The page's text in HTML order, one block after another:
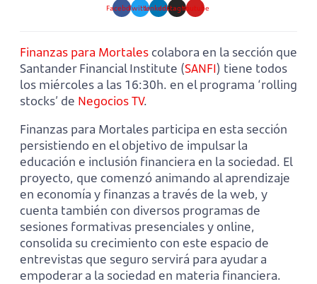
FacebookTwitterLinkedinInstagramYoutube
Finanzas para Mortalescolabora en la sección que
Santander Financial Institute (SANFI) tiene todos
los miércoles a las 16:30h. en el programa ‘rolling
stocks’ de Negocios TV.
Finanzas para Mortales participa en esta sección
persistiendo en el objetivo de impulsar la
educación e inclusión financiera en la sociedad. El
proyecto, que comenzó animando al aprendizaje
en economía y finanzas a través de la web, y
cuenta también con diversos programas de
sesiones formativas presenciales y online,
consolida su crecimiento con este espacio de
entrevistas que seguro servirá para ayudar a
empoderar a la sociedad en materia financiera.